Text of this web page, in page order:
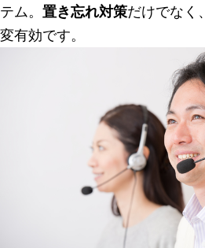
テム。 置き忘れ対策だけでなく、
変有効です。